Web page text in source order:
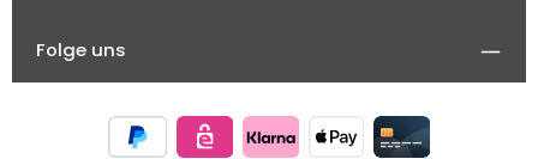
Folge uns